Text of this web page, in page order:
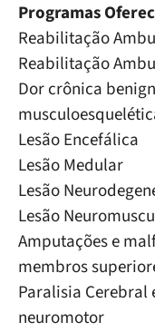
Programas
Reabilitação
Reabilitação
Dor crônica
Lesão Encefálica
Lesão Medular
Lesão
Lesão
Amputações e
membros
Paralisia Cerebral
neuromotor